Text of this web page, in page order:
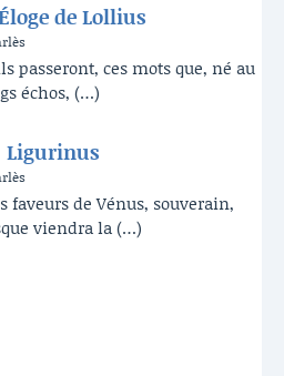
de Lollius
passeront, ces mots que, né au
échos, (…)
Ligurinus
faveurs de Vénus, souverain,
viendra la (…)